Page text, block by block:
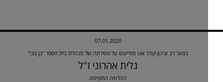
07.01.2020
בצער רב וביגון קודר אנו מודיעים על פטירתה של מנהלת בית הספר "בן צבי"
גלית אהרוני ז"ל
ההלוויה התקיימה